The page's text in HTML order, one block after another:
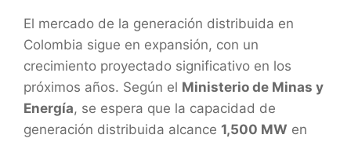
El mercado de la generación distribuida en
Colombia sigue en expansión, con un
crecimiento proyectado significativo en los
próximos años. Según el Ministerio de Minas y
Energía, se espera que la capacidad de
generación distribuida alcance 1,500 MW en